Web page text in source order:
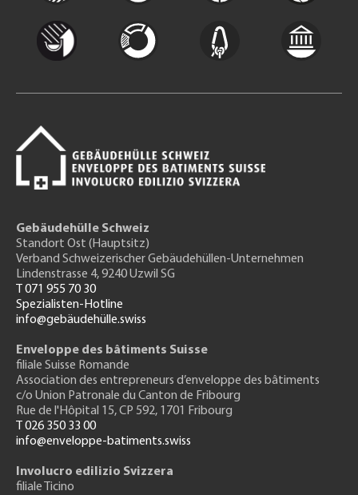
Gebäudehülle Schweiz
Standort Ost (Hauptsitz)
Verband Schweizerischer Gebäudehüllen-Unternehmen
Lindenstrasse 4, 9240 Uzwil SG
T 071 955 70 30
Spezialisten-Hotline
info@gebäudehülle.swiss
Enveloppe des bâtiments Suisse
filiale Suisse Romande
Association des entrepreneurs d’enveloppe des bâtiments
c/o Union Patronale du Canton de Fribourg
Rue de l'Hôpital 15, CP 592, 1701 Fribourg
T 026 350 33 00
info@enveloppe-batiments.swiss
Involucro edilizio Svizzera
filiale Ticino